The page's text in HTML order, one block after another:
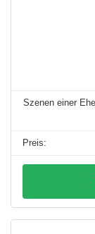
Szenen einer